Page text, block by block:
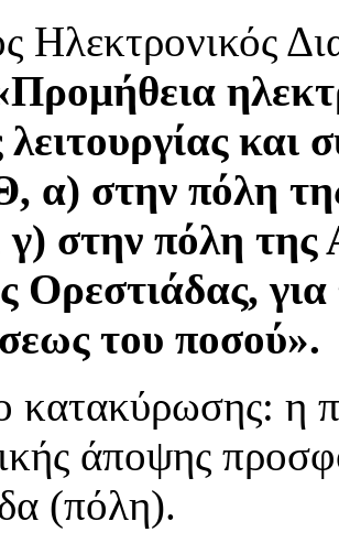
Ηλεκτρονικός
λειτουργίας
α) στην πόλη
στην πόλη της
Ορεστιάδας,
του ποσού».
κατακύρωσης: η
άποψης
(πόλη).